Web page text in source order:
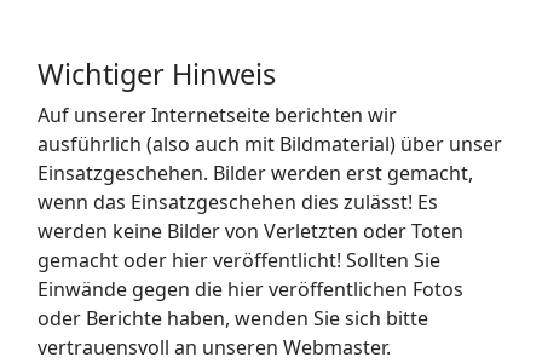
Wichtiger Hinweis
Auf unserer Internetseite berichten wir
ausführlich (also auch mit Bildmaterial) über unser
Einsatzgeschehen. Bilder werden erst gemacht,
wenn das Einsatzgeschehen dies zulässt! Es
werden keine Bilder von Verletzten oder Toten
gemacht oder hier veröffentlicht! Sollten Sie
Einwände gegen die hier veröffentlichen Fotos
oder Berichte haben, wenden Sie sich bitte
vertrauensvoll an unseren Webmaster.